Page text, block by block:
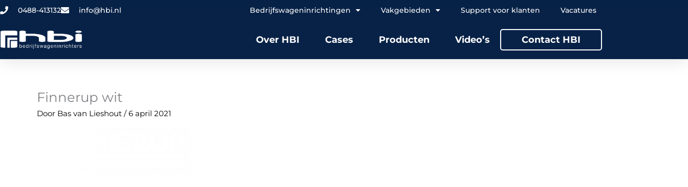
Ga
naar
de
inhoud
0488-413132 info@hbi.nl Bedrijfswageninrichtingen Vakgebieden Support voor klanten Vacatures
Over HBI Cases Producten Video’s Contact HBI
Finnerup wit
Door Bas van Lieshout /6 april 2021